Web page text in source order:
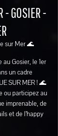
- GOSIER -
sur Mer 🌊
Gosier, le 1er
un cadre
SUR MER ! 🌊
ou participez au
imprenable, de
et de l’happy